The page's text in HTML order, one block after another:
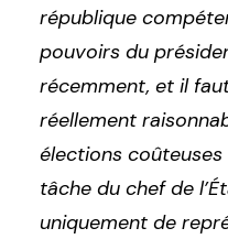
république
pouvoirs du
récemment, et il
réellement
élections coûteuses
tâche du chef de
uniquement de